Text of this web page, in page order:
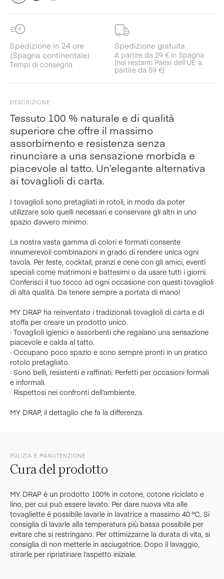
Spedizione in 24 ore
(Spagna continentale)
Tempi di consegna
Spedizione gratuita
A partire da 29 € in Spagna
(nei restanti Paesi dell’UE a
partire da 59 €)
DESCRIZIONE
Tessuto 100 % naturale e di qualità
superiore che offre il massimo
assorbimento e resistenza senza
rinunciare a una sensazione morbida e
piacevole al tatto. Un’elegante alternativa
ai tovaglioli di carta.
I tovaglioli sono pretagliati in rotoli, in modo da poter
utilizzare solo quelli necessari e conservare gli altri in uno
spazio davvero minimo.
La nostra vasta gamma di colori e formati consente
innumerevoli combinazioni in grado di rendere unica ogni
tavola. Per feste, cocktail, pranzi e cene con gli amici, eventi
speciali come matrimoni e battesimi o da usare tutti i giorni.
Conferisci il tuo tocco ad ogni occasione con questi tovaglioli
di alta qualità. Da tenere sempre a portata di mano!
MY DRAP ha reinventato i tradizionali tovaglioli di carta e di
stoffa per creare un prodotto unico.
· Tovaglioli igienici e assorbenti che regalano una sensazione
piacevole e calda al tatto.
· Occupano poco spazio e sono sempre pronti in un pratico
rotolo pretagliato.
· Sono belli, resistenti e raffinati. Perfetti per occasioni formali
e informali.
· Rispettosi nei confronti dell’ambiente.
MY DRAP, il dettaglio che fa la differenza.
PULIZIA E MANUTENZIONE
Cura del prodotto
MY DRAP è un prodotto 100% in cotone, cotone riciclato e
lino, per cui può essere lavato. Per dare nuova vita alle
tovagliette è possibile lavarle in lavatrice a massimo 40 °C. Si
consiglia di lavarle alla temperatura più bassa possibile per
evitare che si restringano. Per ottimizzarne la durata di vita, si
consiglia di non metterle in asciugatrice. Dopo il lavaggio,
stirarle per ripristinare l’aspetto iniziale.